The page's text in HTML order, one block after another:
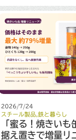
ト～
2026/7/24
スチール製品 鉄と暮らし
「蜜る！焼きいも
据え置きで増量リ